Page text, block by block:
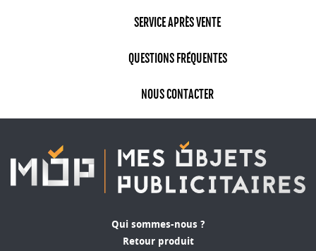
SERVICE APRÈS VENTE
QUESTIONS FRÉQUENTES
NOUS CONTACTER
Qui sommes-nous ?
Retour produit